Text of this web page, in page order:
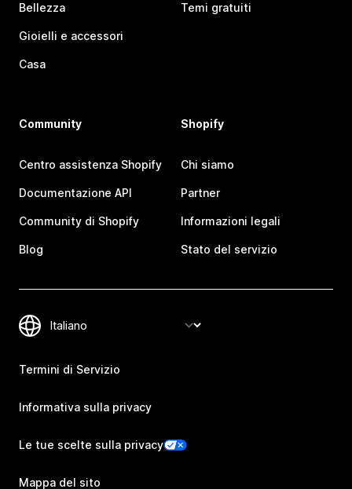
Bellezza
Gioielli e accessori
Casa
Temi gratuiti
Community
Centro assistenza Shopify
Documentazione API
Community di Shopify
Blog
Shopify
Chi siamo
Partner
Informazioni legali
Stato del servizio
Termini di Servizio
Informativa sulla privacy
Le tue scelte sulla privacy
Mappa del sito